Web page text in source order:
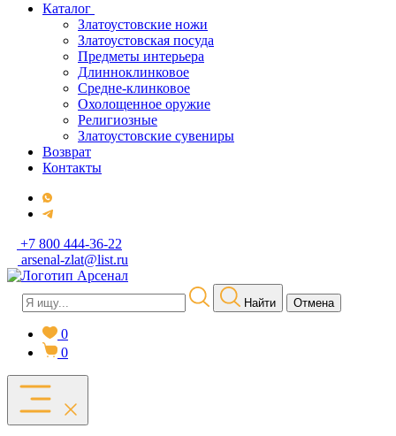
Каталог
Златоустовские ножи
Златоустовская посуда
Предметы интерьера
Длинноклинковое
Средне-клинковое
Охолощенное оружие
Религиозные
Златоустовские сувениры
Возврат
Контакты
+7 800 444-36-22
arsenal-zlat@list.ru
Найти Отмена
0
0